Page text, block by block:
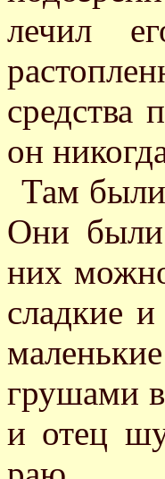
лечил
средства
он
Там были
Они были
них
сладкие
грушами
и отец